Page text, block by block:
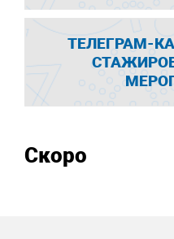
ТЕЛЕГРАМ-
Скоро